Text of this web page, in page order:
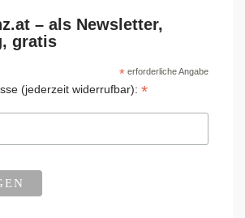
– als Newsletter,
gratis
*erforderliche Angabe
(jederzeit widerrufbar): *